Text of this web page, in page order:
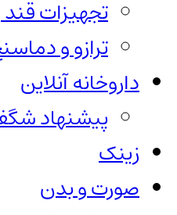
تجهیزات
ترازو و
داروخانه آنلاین
پیشنهاد
زینک
صورت و بدن